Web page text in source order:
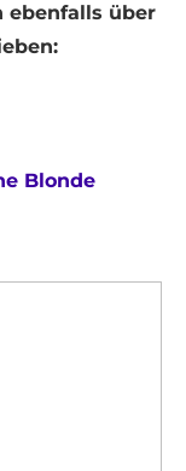
ebenfalls über
Blonde